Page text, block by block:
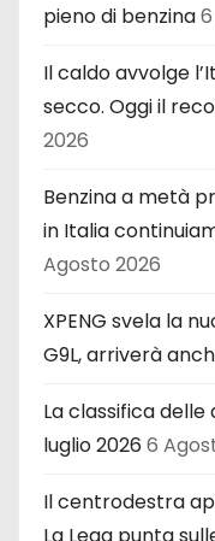
pieno di benzina
Il caldo avvolge
secco. Oggi il
2026
Benzina a metà
in Italia
Agosto 2026
XPENG svela la
G9L, arriverà
La classifica
luglio 2026 6
Il centrodestra
La Lega punta